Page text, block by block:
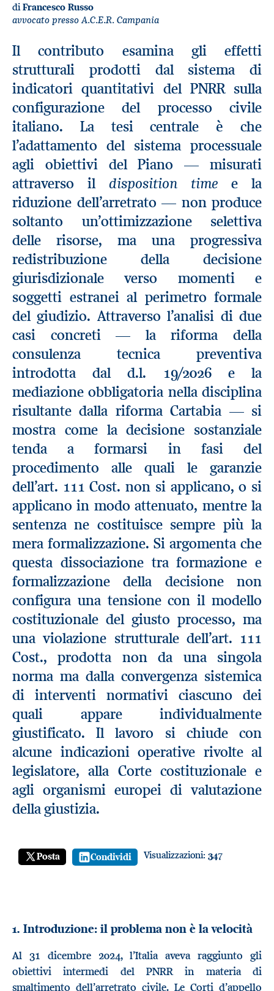
diFrancesco Russo
avvocato presso A.C.E.R. Campania
Il contributo esamina gli effetti
strutturali prodotti dal sistema di
indicatori quantitativi del PNRR sulla
configurazione del processo civile
italiano. La tesi centrale è che
l’adattamento del sistema processuale
agli obiettivi del Piano — misurati
attraverso il disposition time e la
riduzione dell’arretrato — non produce
soltanto un’ottimizzazione selettiva
delle risorse, ma una progressiva
redistribuzione della decisione
giurisdizionale verso momenti e
soggetti estranei al perimetro formale
del giudizio. Attraverso l’analisi di due
casi concreti — la riforma della
consulenza tecnica preventiva
introdotta dal d.l. 19/2026 e la
mediazione obbligatoria nella disciplina
risultante dalla riforma Cartabia — si
mostra come la decisione sostanziale
tenda a formarsi in fasi del
procedimento alle quali le garanzie
dell’art. 111 Cost. non si applicano, o si
applicano in modo attenuato, mentre la
sentenza ne costituisce sempre più la
mera formalizzazione. Si argomenta che
questa dissociazione tra formazione e
formalizzazione della decisione non
configura una tensione con il modello
costituzionale del giusto processo, ma
una violazione strutturale dell’art. 111
Cost., prodotta non da una singola
norma ma dalla convergenza sistemica
di interventi normativi ciascuno dei
quali appare individualmente
giustificato. Il lavoro si chiude con
alcune indicazioni operative rivolte al
legislatore, alla Corte costituzionale e
agli organismi europei di valutazione
della giustizia.
Posta Condividi Visualizzazioni: 347
1. Introduzione: il problema non è la velocità
Al 31 dicembre 2024, l’Italia aveva raggiunto gli
obiettivi intermedi del PNRR in materia di
smaltimento dell’arretrato civile. Le Corti d’appello